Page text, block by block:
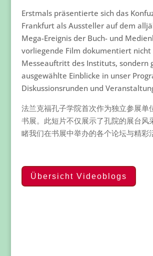
Erstmals präsentierte sich das
Frankfurt als Aussteller auf dem
Mega-Ereignis der Buch- und
vorliegende Film dokumentiert nicht
Messeauftritt des Instituts, sondern
ausgewählte Einblicke in unser
Diskussionsrunden und
法兰克福孔子学院首次作为独立参展单
书展。此短片不仅展示了孔院的展台­风
睹我们在书展中举办的各个论坛与精彩
Übersicht Videoblogs